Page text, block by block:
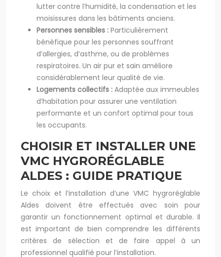
lutter contre l’humidité, la condensation et les
moisissures dans les bâtiments anciens.
Personnes sensibles : Particulièrement
bénéfique pour les personnes souffrant
d’allergies, d’asthme, ou de problèmes
respiratoires. Un air pur et sain améliore
considérablement leur qualité de vie.
Logements collectifs : Adaptée aux immeubles
d’habitation pour assurer une ventilation
performante et un confort optimal pour tous
les occupants.
CHOISIR ET INSTALLER UNE
VMC HYGRORÉGLABLE
ALDES : GUIDE PRATIQUE
Le choix et l’installation d’une VMC hygroréglable
Aldes doivent être effectués avec soin pour
garantir un fonctionnement optimal et durable. Il
est important de bien comprendre les différents
critères de sélection et de faire appel à un
professionnel qualifié pour l’installation.